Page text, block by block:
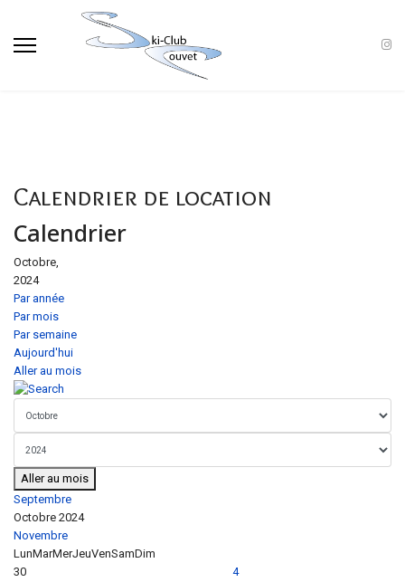
Calendrier de location
Calendrier
Octobre,
2024
Par année
Par mois
Par semaine
Aujourd'hui
Aller au mois
Aller au mois
Septembre
Octobre 2024
Novembre
LunMarMerJeuVenSamDim
30
4